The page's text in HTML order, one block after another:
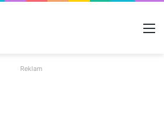
Reklam